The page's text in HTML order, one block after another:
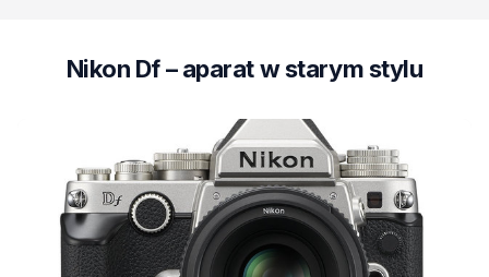
Nikon Df – aparat w starym stylu